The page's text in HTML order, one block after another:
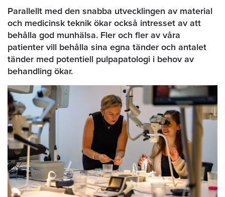
Parallellt med den snabba utvecklingen av material
och medicinsk teknik ökar också intresset av att
behålla god munhälsa. Fler och fler av våra
patienter vill behålla sina egna tänder och antalet
tänder med potentiell pulpapatologi i behov av
behandling ökar.